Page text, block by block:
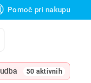
Pomoč pri nakupu
50 aktivnih